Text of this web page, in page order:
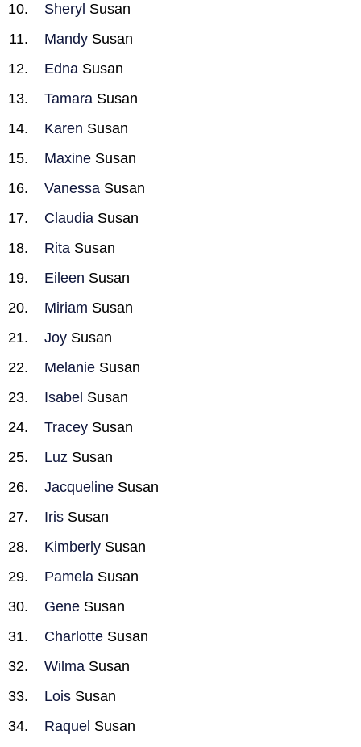
Sheryl Susan
Mandy Susan
Edna Susan
Tamara Susan
Karen Susan
Maxine Susan
Vanessa Susan
Claudia Susan
Rita Susan
Eileen Susan
Miriam Susan
Joy Susan
Melanie Susan
Isabel Susan
Tracey Susan
Luz Susan
Jacqueline Susan
Iris Susan
Kimberly Susan
Pamela Susan
Gene Susan
Charlotte Susan
Wilma Susan
Lois Susan
Raquel Susan